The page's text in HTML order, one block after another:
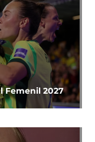
Femenil 2027